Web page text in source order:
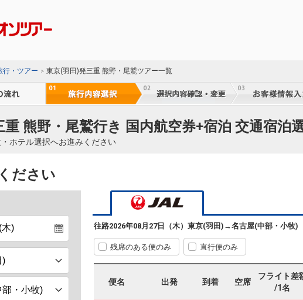
行・ツアー 東京(羽田)発三重 熊野・尾鷲ツアー一覧
熊野・尾鷲行き 国内航空券+宿泊 交通宿泊
ホテル選択へお進みください
ださい
往路2026年08月27日（木） 東京(羽田) →名古屋(中部・小牧)
残席のある便のみ 直行便のみ
便名 出発 到着 空席
フライト差
/1名